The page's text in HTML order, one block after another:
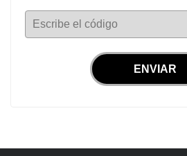
Escribe el código